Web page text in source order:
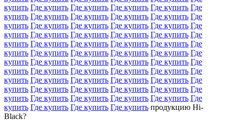
купить Где купить Где купить Где купить Где купить Где
купить Где купить Где купить Где купить Где купить Где
купить Где купить Где купить Где купить Где купить Где
купить Где купить Где купить Где купить Где купить Где
купить Где купить Где купить Где купить Где купить Где
купить Где купить Где купить Где купить Где купить Где
купить Где купить Где купить Где купить Где купить Где
купить Где купить Где купить Где купить Где купить Где
купить Где купить Где купить Где купить Где купить Где
купить Где купить Где купить Где купить Где купить Где
купить Где купить Где купить Где купить Где купить Где
купить Где купить Где купить Где купить продукцию Hi-
Black?